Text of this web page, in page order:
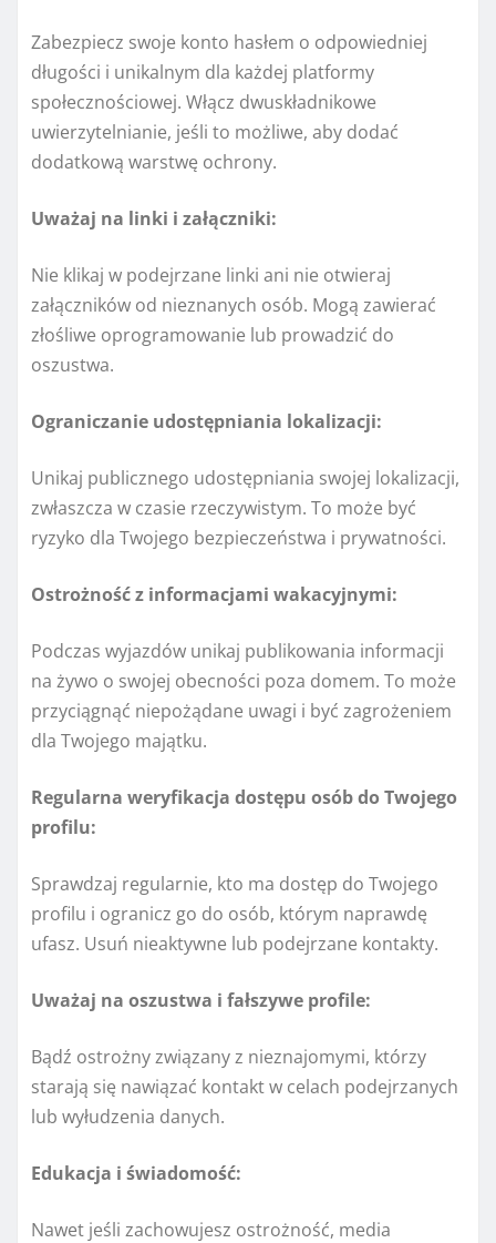
Zabezpiecz swoje konto hasłem o odpowiedniej
długości i unikalnym dla każdej platformy
społecznościowej. Włącz dwuskładnikowe
uwierzytelnianie, jeśli to możliwe, aby dodać
dodatkową warstwę ochrony.
Uważaj na linki i załączniki:
Nie klikaj w podejrzane linki ani nie otwieraj
załączników od nieznanych osób. Mogą zawierać
złośliwe oprogramowanie lub prowadzić do
oszustwa.
Ograniczanie udostępniania lokalizacji:
Unikaj publicznego udostępniania swojej lokalizacji,
zwłaszcza w czasie rzeczywistym. To może być
ryzyko dla Twojego bezpieczeństwa i prywatności.
Ostrożność z informacjami wakacyjnymi:
Podczas wyjazdów unikaj publikowania informacji
na żywo o swojej obecności poza domem. To może
przyciągnąć niepożądane uwagi i być zagrożeniem
dla Twojego majątku.
Regularna weryfikacja dostępu osób do Twojego
profilu:
Sprawdzaj regularnie, kto ma dostęp do Twojego
profilu i ogranicz go do osób, którym naprawdę
ufasz. Usuń nieaktywne lub podejrzane kontakty.
Uważaj na oszustwa i fałszywe profile:
Bądź ostrożny związany z nieznajomymi, którzy
starają się nawiązać kontakt w celach podejrzanych
lub wyłudzenia danych.
Edukacja i świadomość:
Nawet jeśli zachowujesz ostrożność, media